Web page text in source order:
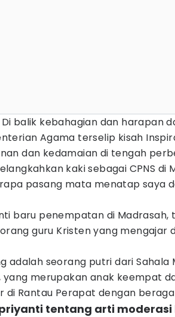
balik kebahagian dan harapan
Agama terselip kisah
dan kedamaian di tengah
kaki sebagai CPNS di
pasang mata menatap saya
baru penempatan di Madrasah,
guru Kristen yang mengajar
adalah seorang putri dari Sahala
yang merupakan anak keempat
di Rantau Perapat dengan
tentang arti